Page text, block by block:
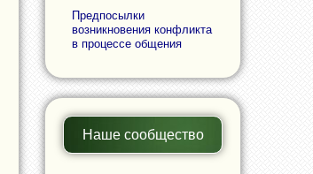
Предпосылки
возникновения конфликта
в процессе общения
Наше сообщество